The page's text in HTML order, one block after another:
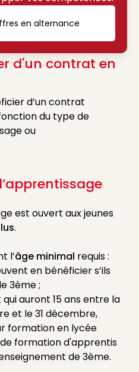
Toutes nos offres en
en alternance
d'un contrat en
d’un contrat
du type de
ou
est ouvert aux jeunes
.
l’âge minimal requis :
en bénéficier s’ils
3ème ;
qui auront 15 ans entre la
et le 31 décembre,
formation en lycée
formation d'apprentis
de 3ème.